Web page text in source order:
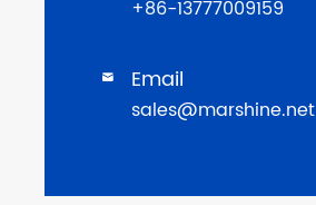
+86-13777009159
 Email
sales@marshine.net